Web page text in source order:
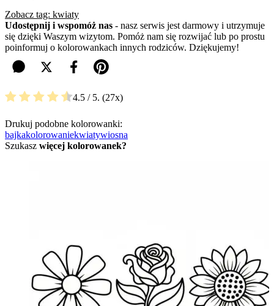
Zobacz tag: kwiaty
Udostępnij i wspomóż nas - nasz serwis jest darmowy i utrzymuje
się dzięki Waszym wizytom. Pomóż nam się rozwijać lub po prostu
poinformuj o kolorowankach innych rodziców. Dziękujemy!
4.5 / 5. 27
Drukuj podobne kolorowanki:
bajkakolorowaniekwiatywiosna
Szukasz więcej kolorowanek?